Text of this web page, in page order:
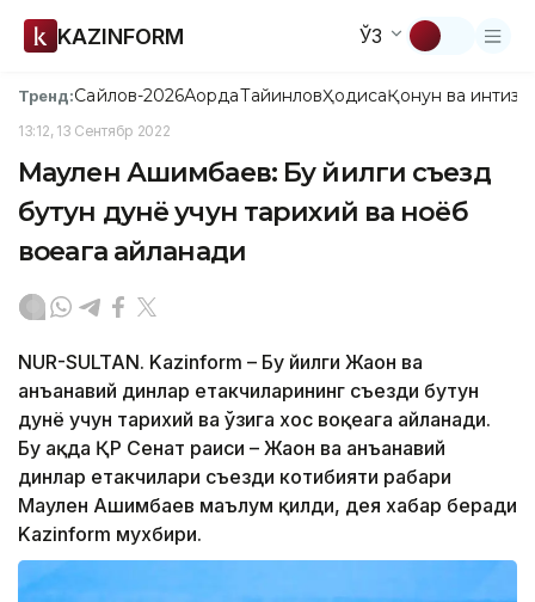
KAZINFORM ЎЗ
Тренд:Сайлов-2026АқордаТайинловҲодисаҚонун ва
13:12, 13 Сентябр 2022
Маулен Ашимбаев: Бу йилги съезд
бутун дунё учун тарихий ва ноёб
воқеага айланади
NUR-SULTAN. Kazinform – Бу йилги Жаҳон ва
анъанавий динлар етакчиларининг съезди бутун
дунё учун тарихий ва ўзига хос воқеага айланади.
Бу ҳақда ҚР Сенат раиси – Жаҳон ва анъанавий
динлар етакчилари съезди котибияти раҳбари
Маулен Ашимбаев маълум қилди, дея хабар беради
Kazinform мухбири.